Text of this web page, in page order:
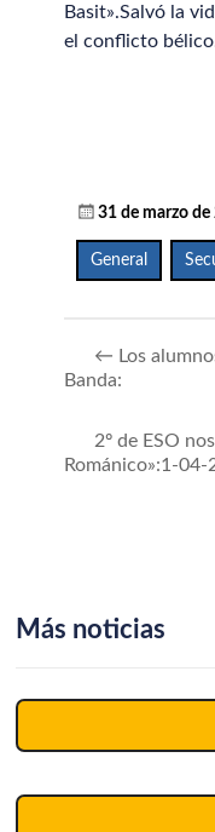
Basit».Salvó la
el conflicto
31 de marzo de
General
← Los
Banda:
2º de ESO
Románico»:1-04-
Más noticias